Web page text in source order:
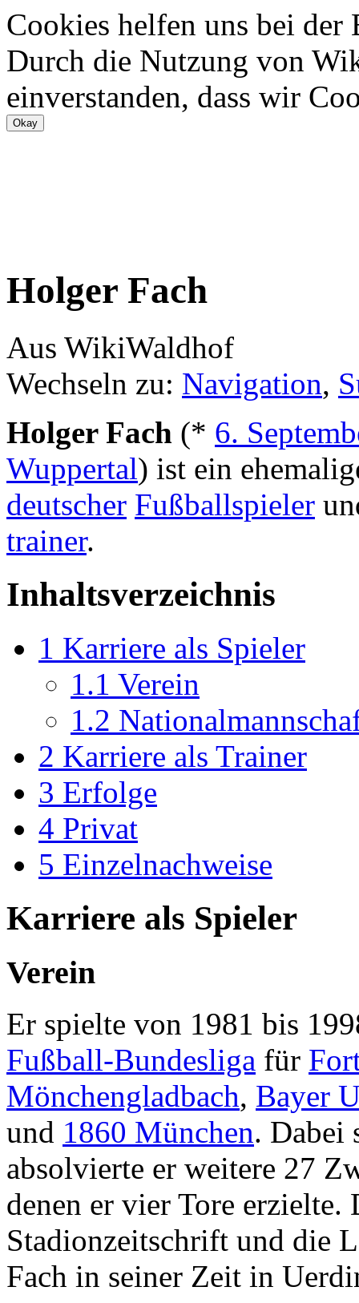
Cookies helfen uns bei
Durch die Nutzung von
einverstanden, dass wir
Holger Fach
Aus WikiWaldhof
Wechseln zu: Navigation,
Holger Fach (* 6.
Wuppertal) ist ein
deutscher Fußballspieler
trainer.
Inhaltsverzeichnis
1 Karriere als Spieler
1.1 Verein
1.2
2 Karriere als Trainer
3 Erfolge
4 Privat
5 Einzelnachweise
Karriere als Spieler
Verein
Er spielte von 1981 bis
Fußball-Bundesliga für
Mönchengladbach, Bayer
und 1860 München. Dabei
absolvierte er weitere 27
denen er vier Tore
Stadionzeitschrift und die
Fach in seiner Zeit in